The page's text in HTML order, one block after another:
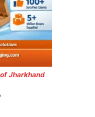
Jharkhand